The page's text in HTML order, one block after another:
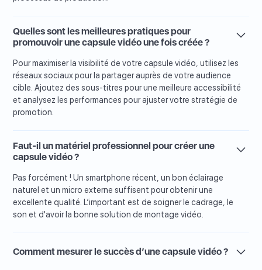
Quelles sont les meilleures pratiques pour
promouvoir une capsule vidéo une fois créée ?
Pour maximiser la visibilité de votre capsule vidéo, utilisez les
réseaux sociaux pour la partager auprès de votre audience
cible. Ajoutez des sous-titres pour une meilleure accessibilité
et analysez les performances pour ajuster votre stratégie de
promotion.
Faut-il un matériel professionnel pour créer une
capsule vidéo ?
Pas forcément ! Un smartphone récent, un bon éclairage
naturel et un micro externe suffisent pour obtenir une
excellente qualité. L’important est de soigner le cadrage, le
son et d'avoir la bonne solution de montage vidéo.
Comment mesurer le succès d’une capsule vidéo ?